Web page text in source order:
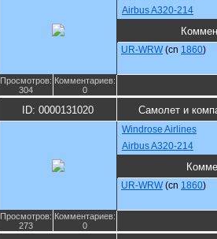
Airbus A320-214
UR-WRW (cn 1860)
Просмотров:
304
Комментариев:
0
ID: 0000131020 Самолет и
Windrose Airlines
Airbus A320-214
UR-WRW (cn 1860)
Просмотров:
273
Комментариев:
0